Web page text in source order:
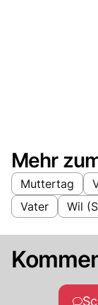
Mehr
Muttertag
Vater
Wil